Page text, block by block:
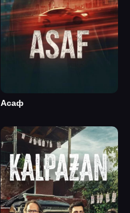
Асаф